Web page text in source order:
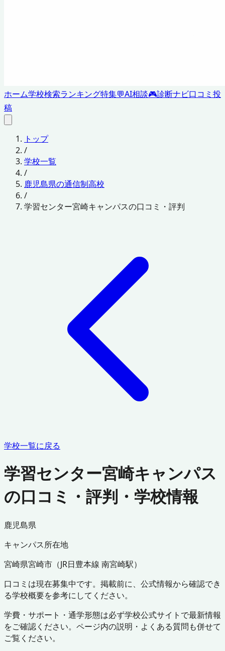
ホーム学校検索ランキング特集💬AI相談🎮診断ナビ口コミ投
稿
トップ
/
学校一覧
/
鹿児島県の通信制高校
/
学習センター宮崎キャンパスの口コミ・評判
学校一覧に戻る
学習センター宮崎キャンパス
の口コミ・評判・学校情報
鹿児島県
キャンパス所在地
宮崎県宮崎市 （JR日豊本線 南宮崎駅）
口コミは現在募集中です。掲載前に、公式情報から確認でき
る学校概要を参考にしてください。
学費・サポート・通学形態は必ず学校公式サイトで最新情報
をご確認ください。ページ内の説明・よくある質問も併せて
ご覧ください。